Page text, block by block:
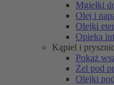
Mgiełki
Olej i
Olejki
Opieka
Kąpiel i
Pokaż
Żel pod
Olejki